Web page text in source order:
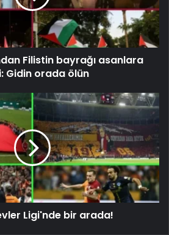
Filistin bayrağı asanlara
Gidin orada ölün
Ligi'nde bir arada!